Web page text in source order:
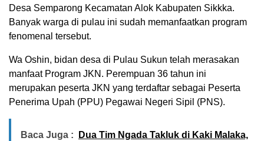
Desa Semparong Kecamatan Alok Kabupaten Sikkka.
Banyak warga di pulau ini sudah memanfaatkan program
fenomenal tersebut.
Wa Oshin, bidan desa di Pulau Sukun telah merasakan
manfaat Program JKN. Perempuan 36 tahun ini
merupakan peserta JKN yang terdaftar sebagai Peserta
Penerima Upah (PPU) Pegawai Negeri Sipil (PNS).
Baca Juga :
Dua Tim Ngada Takluk di Kaki Malaka,